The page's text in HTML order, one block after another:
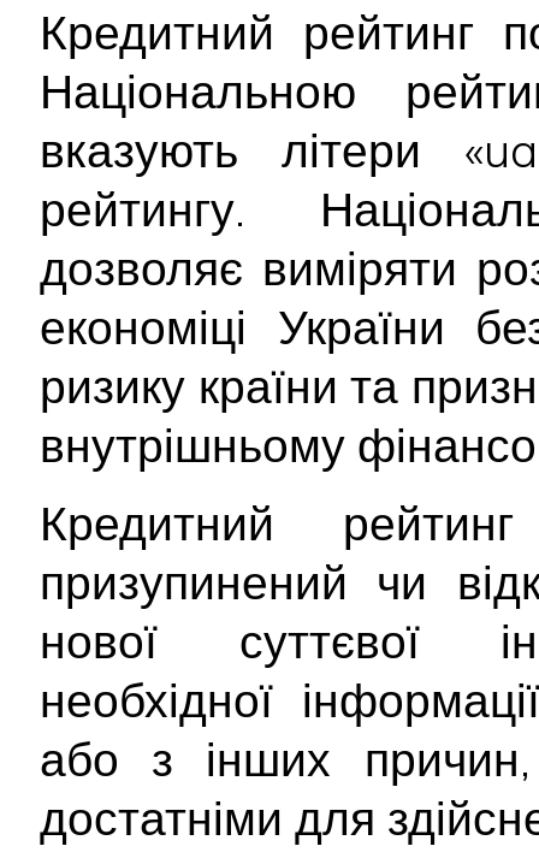
Кредитний рейтинг
Національною
вказують літери
рейтингу.
дозволяє виміряти
економіці України
ризику країни та
внутрішньому
Кредитний
призупинений чи
нової суттєвої
необхідної
або з інших причин,
достатніми для